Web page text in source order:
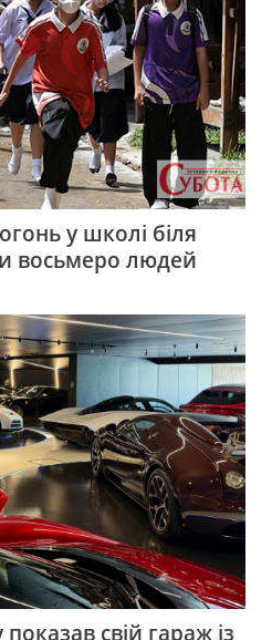
у школі біля
восьмеро людей
свій гараж із